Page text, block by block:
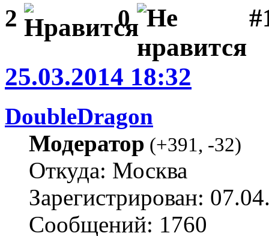
2 0
25.03.2014 18:32
DoubleDragon
Модератор (+391, -32)
Откуда: Москва
Зарегистрирован:
Сообщений: 1760